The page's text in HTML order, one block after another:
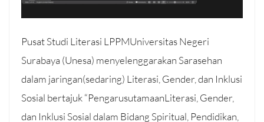
Pusat Studi Literasi LPPMUniversitas Negeri
Surabaya (Unesa) menyelenggarakan Sarasehan
dalam jaringan(sedaring) Literasi, Gender, dan Inklusi
Sosial bertajuk “PengarusutamaanLiterasi, Gender,
dan Inklusi Sosial dalam Bidang Spiritual, Pendidikan,